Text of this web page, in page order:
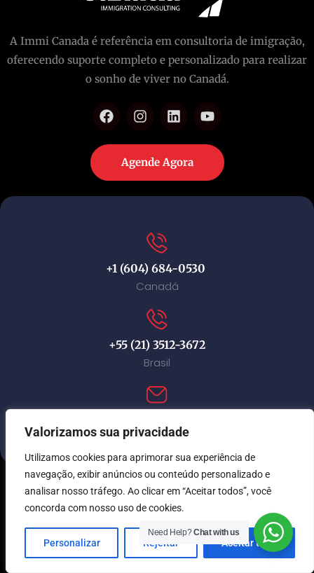
Valorizamos sua privacidade
Utilizamos cookies para aprimorar sua experiência de
navegação, exibir anúncios ou conteúdo personalizado e
analisar nosso tráfego. Ao clicar em “Aceitar todos”, você
concorda com nosso uso de cookies.
Personalizar Rejeitar Aceitar tudo
A Immi Canada é referência em consultoria de imigração,
oferecendo suporte completo e personalizado para realizar
o sonho de viver no Canadá.
Agende Agora
+1 (604) 684-0530
Canadá
+55 (21) 3512-3672
Brasil
© Immi Canada 2026. Todos os direitos reservados.
Need Help?Chat with us